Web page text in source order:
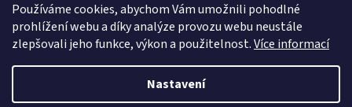
Používáme cookies, abychom Vám umožnili pohodlné
prohlížení webu a díky analýze provozu webu neustále
zlepšovali jeho funkce, výkon a použitelnost.Více informací
Nastavení
Vytvořil Shoptet